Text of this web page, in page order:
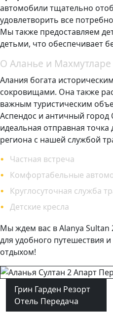
автомобили тщательно
удовлетворить все
Мы также предоставляем
детьми, что обеспечивает
О Аланье и Махмутларе
Алания богата
сокровищами. Она также
важным туристическим
Аспендос и античный город
идеальная отправная точка
региона с нашей службой
Частная встреча
Комфортабельные
Круглосуточная служба
Детские кресла
Мы ждем вас в Alanya Sultan
для удобного путешествия
отдыхом!
Грин Гарден Резорт
Отель Передача